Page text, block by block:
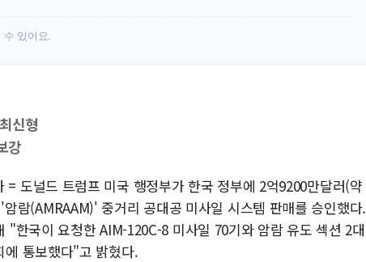
수 있어요.
신형
강
도널드 트럼프 미국 행정부가 한국 정부에 2억9200만달러(약
람(AMRAAM)' 중거리 공대공 미사일 시스템 판매를 승인했다.
"한국이 요청한 AIM-120C-8 미사일 70기와 암람 유도 섹션 2대
에 통보했다"고 밝혔다.